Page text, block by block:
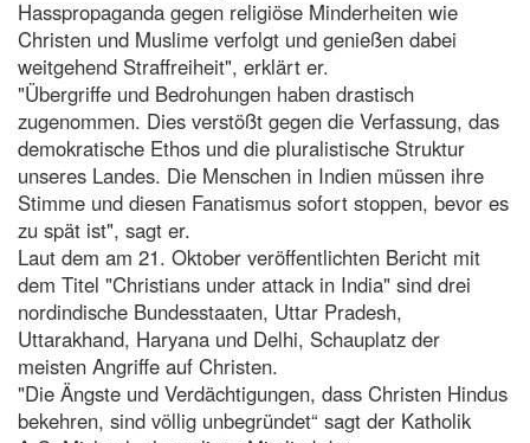
Hasspropaganda gegen religiöse Minderheiten wie
Christen und Muslime verfolgt und genießen dabei
weitgehend Straffreiheit", erklärt er.
"Übergriffe und Bedrohungen haben drastisch
zugenommen. Dies verstößt gegen die Verfassung, das
demokratische Ethos und die pluralistische Struktur
unseres Landes. Die Menschen in Indien müssen ihre
Stimme und diesen Fanatismus sofort stoppen, bevor es
zu spät ist", sagt er.
Laut dem am 21. Oktober veröffentlichten Bericht mit
dem Titel "Christians under attack in India" sind drei
nordindische Bundesstaaten, Uttar Pradesh,
Uttarakhand, Haryana und Delhi, Schauplatz der
meisten Angriffe auf Christen.
"Die Ängste und Verdächtigungen, dass Christen Hindus
bekehren, sind völlig unbegründet“ sagt der Katholik